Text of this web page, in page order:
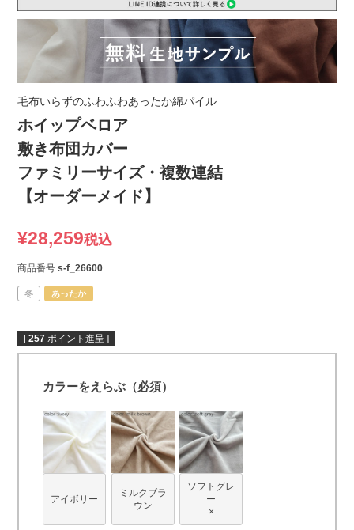
毛布いらずのふわふわあったか綿パイル
ホイップベロア
敷き布団カバー
ファミリーサイズ・複数連結
【オーダーメイド】
¥28,259税込
商品番号 s-f_26600
冬 あったか
[ 257 ポイント進呈 ]
カラーをえらぶ（必須）
アイボリー
ミルクブラ
ウン
ソフトグレ
ー
×